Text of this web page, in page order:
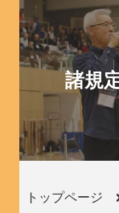
諸規
トップページ